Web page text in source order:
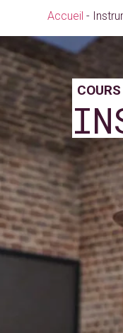
Accueil -